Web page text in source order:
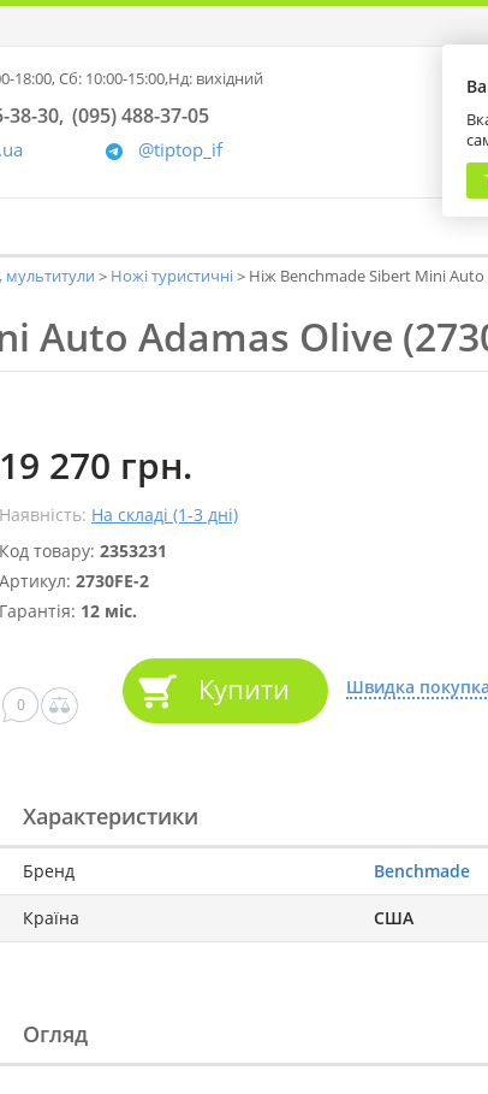
18:00,Сб: 10:00-15:00,Нд: вихідний
38-30 (095) 488-37-05
@tiptop_if
мультитули Ножі туристичні Ніж Benchmade Sibert Mini Auto
Auto Adamas Olive
19 270 грн.
Наявність: На складі (1-3 дні)
Код товару: 2353231
Артикул: 2730FE-2
Гарантія: 12 міс.
0 Купити Швидка покупка
Характеристики
Бренд Benchmade
Країна США
Огляд